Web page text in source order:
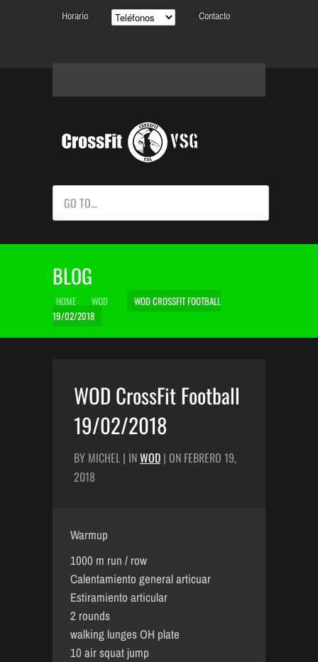
Horario Contacto
GO TO...
BLOG
HOME WOD
WOD CROSSFIT FOOTBALL
19/02/2018
WOD CrossFit Football
19/02/2018
BY MICHEL | INWOD | ON FEBRERO 19,
2018
Warmup
1000 m run / row
Calentamiento general articuar
Estiramiento articular
2 rounds
walking lunges OH plate
10 air squat jump